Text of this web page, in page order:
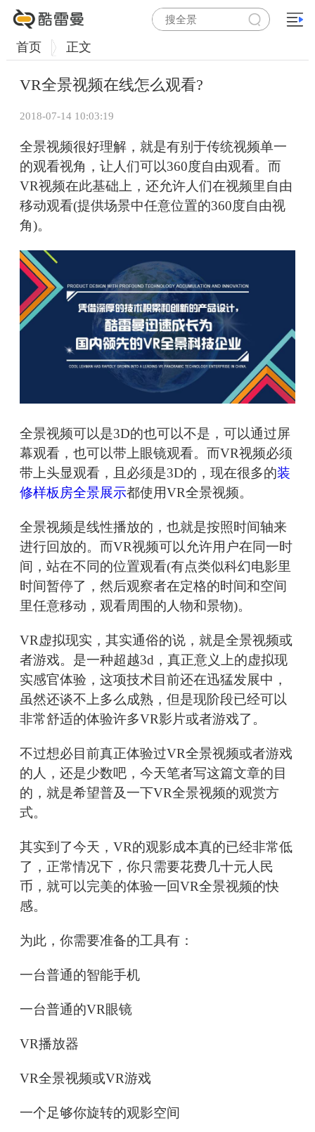
首页 正文
VR全景视频在线怎么观看?
2018-07-14 10:03:19
全景视频很好理解，就是有别于传统视频单一
的观看视角，让人们可以360度自由观看。而
VR视频在此基础上，还允许人们在视频里自由
移动观看(提供场景中任意位置的360度自由视
角)。
全景视频可以是3D的也可以不是，可以通过屏
幕观看，也可以带上眼镜观看。而VR视频必须
带上头显观看，且必须是3D的，现在很多的装
修样板房全景展示都使用VR全景视频。
全景视频是线性播放的，也就是按照时间轴来
进行回放的。而VR视频可以允许用户在同一时
间，站在不同的位置观看(有点类似科幻电影里
时间暂停了，然后观察者在定格的时间和空间
里任意移动，观看周围的人物和景物)。
VR虚拟现实，其实通俗的说，就是全景视频或
者游戏。是一种超越3d，真正意义上的虚拟现
实感官体验，这项技术目前还在迅猛发展中，
虽然还谈不上多么成熟，但是现阶段已经可以
非常舒适的体验许多VR影片或者游戏了。
不过想必目前真正体验过VR全景视频或者游戏
的人，还是少数吧，今天笔者写这篇文章的目
的，就是希望普及一下VR全景视频的观赏方
式。
其实到了今天，VR的观影成本真的已经非常低
了，正常情况下，你只需要花费几十元人民
币，就可以完美的体验一回VR全景视频的快
感。
为此，你需要准备的工具有：
一台普通的智能手机
一台普通的VR眼镜
VR播放器
VR全景视频或VR游戏
一个足够你旋转的观影空间